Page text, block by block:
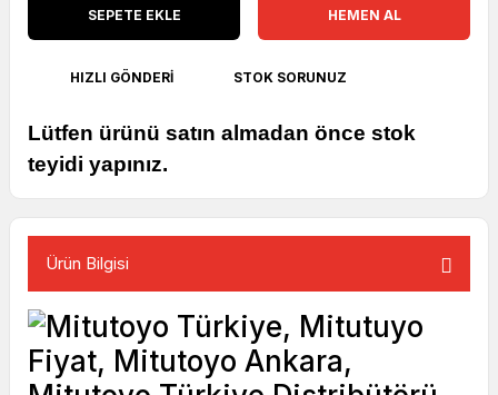
SEPETE EKLE HEMEN AL
HIZLI GÖNDERI STOK SORUNUZ
Lütfen ürünü satın almadan önce stok
teyidi yapınız.
Ürün Bilgisi